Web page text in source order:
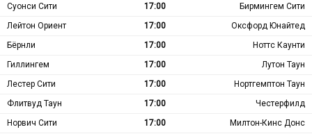
Суонси Сити
17:00
Бирмингем Сити
Лейтон Ориент
17:00
Оксфорд Юнайтед
Бёрнли
17:00
Ноттс Каунти
Гиллингем
17:00
Лутон Таун
Лестер Сити
17:00
Нортгемптон Таун
Флитвуд Таун
17:00
Честерфилд
Норвич Сити
17:00
Милтон-Кинс Донс